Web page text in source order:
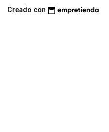
Creado con